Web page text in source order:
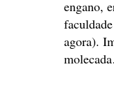
engano,
agora).